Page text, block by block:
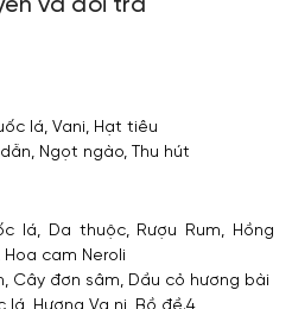
lá, Vani, Hạt tiêu
Ngọt ngào, Thu hút
lá, Da thuộc, Rượu Rum, Hồng
cam Neroli
Cây đơn sâm, Dầu cỏ hương bài